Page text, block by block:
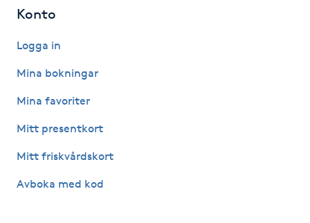
Hårbottenbehandling
Hårvård
Hälsa
Konto
Logga in
Mina bokningar
Mina favoriter
Mitt presentkort
Mitt friskvårdskort
Avboka med kod